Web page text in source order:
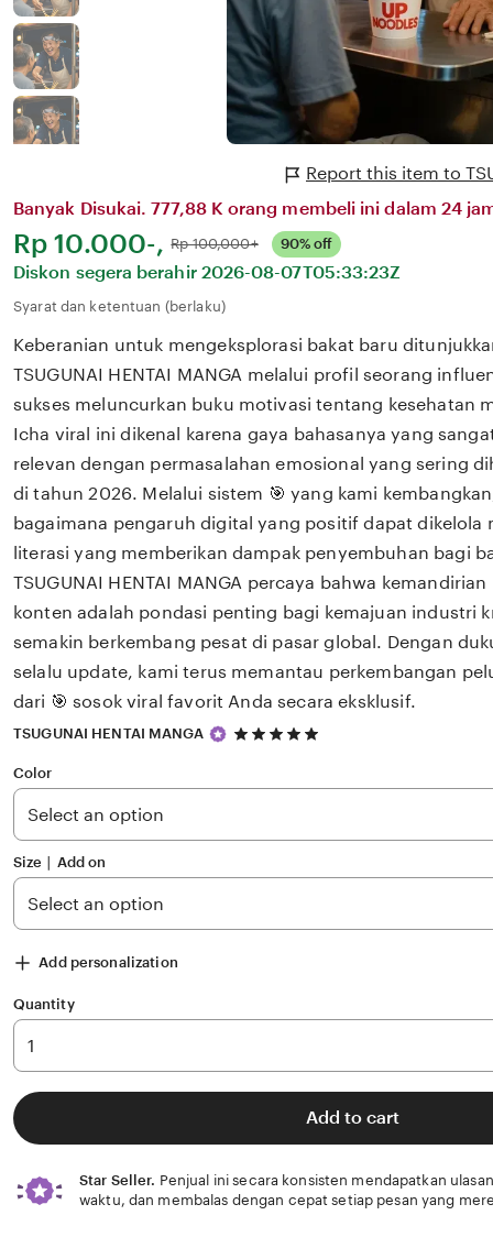
Report this item to
Banyak Disukai. 777,88 K orang membeli ini dalam 24
Harga:
Rp 10.000-, Normal:
Rp 100,000+ 90% off
Diskon segera berahir 2026-08-07T05:33:23Z
Syarat dan ketentuan (berlaku)
Keberanian untuk mengeksplorasi bakat baru
TSUGUNAI HENTAI MANGA melalui profil seorang
sukses meluncurkan buku motivasi tentang kesehatan
Icha viral ini dikenal karena gaya bahasanya yang
relevan dengan permasalahan emosional yang sering
di tahun 2026. Melalui sistem 🎯 yang kami
bagaimana pengaruh digital yang positif dapat dikelola
literasi yang memberikan dampak penyembuhan bagi
TSUGUNAI HENTAI MANGA percaya bahwa
konten adalah pondasi penting bagi kemajuan industri
semakin berkembang pesat di pasar global. Dengan
selalu update, kami terus memantau perkembangan
dari 🎯 sosok viral favorit Anda secara eksklusif.
TSUGUNAI HENTAI MANGA
5
5
Color
Size ∣ Add on
Add personalization
Quantity
Add to cart
Star Seller. Penjual ini secara konsisten mendapatkan
waktu, dan membalas dengan cepat setiap pesan yang